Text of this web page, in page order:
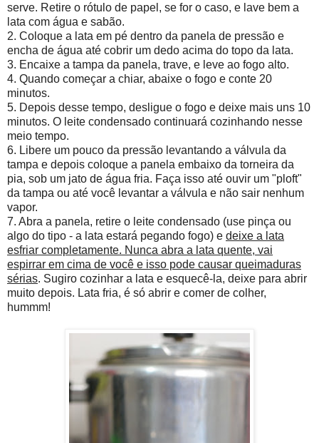
serve. Retire o rótulo de papel, se for o caso, e lave bem a
lata com água e sabão.
2. Coloque a lata em pé dentro da panela de pressão e
encha de água até cobrir um dedo acima do topo da lata.
3. Encaixe a tampa da panela, trave, e leve ao fogo alto.
4. Quando começar a chiar, abaixe o fogo e conte 20
minutos.
5. Depois desse tempo, desligue o fogo e deixe mais uns 10
minutos. O leite condensado continuará cozinhando nesse
meio tempo.
6. Libere um pouco da pressão levantando a válvula da
tampa e depois coloque a panela embaixo da torneira da
pia, sob um jato de água fria. Faça isso até ouvir um "ploft"
da tampa ou até você levantar a válvula e não sair nenhum
vapor.
7. Abra a panela, retire o leite condensado (use pinça ou
algo do tipo - a lata estará pegando fogo) e deixe a lata
esfriar completamente. Nunca abra a lata quente, vai
espirrar em cima de você e isso pode causar queimaduras
sérias. Sugiro cozinhar a lata e esquecê-la, deixe para abrir
muito depois. Lata fria, é só abrir e comer de colher,
hummm!